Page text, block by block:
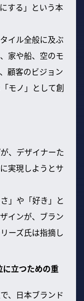
する」という本
イル全般に及ぶ
家や船、空のモ
顧客のビジョン
モノ」として創
、デザイナーた
実現しようとサ
」や「好き」と
インが、ブラン
ーズ氏は指摘し
立つための重
、日本ブランド